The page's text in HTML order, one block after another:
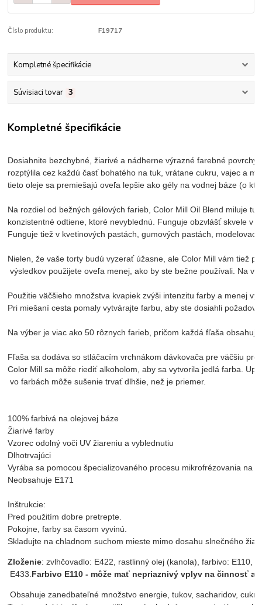
Číslo produktu: F19717
Kompletné špecifikácie
Súvisiaci tovar 3
Kompletné špecifikácie
Dosiahnite bezchybné, žiarivé a nádherne výrazné farebné
rozptýlila cez každú časť bohatého na tuk, vrátane cukru, vajec a
tieto oleje sa premiešajú oveľa lepšie ako gély na vodnej báze (o
Na rozdiel od bežných gélových farieb, Color Mill Oil Blend miluje
konzistentné odtiene, ktoré nevyblednú. Funguje obzvlášť skvele v
Funguje tiež v kvetinových pastách, gumových pastách,
Nielen, že vaše torty budú vyzerať úžasne, ale Color Mill vám tiež
výsledkov použijete oveľa menej, ako by ste bežne používali. Na
Použitie väčšieho množstva kvapiek zvýši intenzitu farby a menej
Pri miešaní cesta pomaly vytvárajte farbu, aby ste dosiahli
Na výber je viac ako 50 rôznych farieb, pričom každá fľaša
Fľaša sa dodáva so stláčacím vrchnákom dávkovača pre väčšiu
Color Mill sa môže riediť alkoholom, aby sa vytvorila jedlá farba.
vo farbách môže sušenie trvať dlhšie, než je priemer.
100% farbivá na olejovej báze
Žiarivé farby
Vzorec odolný voči UV žiareniu a vyblednutiu
Dlhotrvajúci
Vyrába sa pomocou špecializovaného procesu mikrofrézovania na
Neobsahuje E171
Inštrukcie:
Pred použitím dobre pretrepte.
Pokojne, farby sa časom vyvinú.
Skladujte na chladnom suchom mieste mimo dosahu slnečného
Zloženie: zvlhčovadlo: E422, rastlinný olej (kanola), farbivo: E110,
E433.Farbivo E110 - môže mať nepriaznivý vplyv na činnosť a
Obsahuje zanedbateľné množstvo energie, tukov, sacharidov,